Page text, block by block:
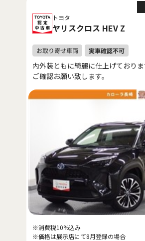
トヨタ
ヤリスクロス HEV Z
内外装ともに綺麗に仕上げており
ご確認お願い致します。
※消費税10%込み
※価格は展示店にて8月登録の場合